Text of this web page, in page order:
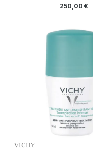
250,00€
VICHY